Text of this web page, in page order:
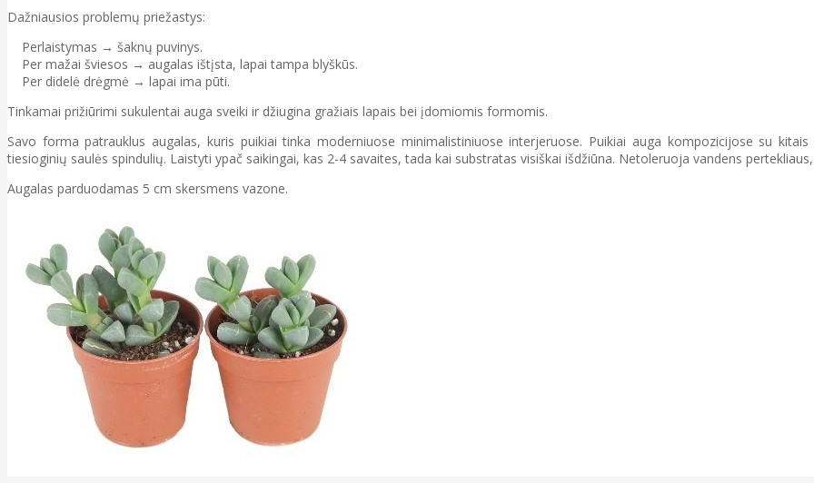
Dažniausios problemų priežastys:
Perlaistymas → šaknų puvinys.
Per mažai šviesos → augalas ištįsta, lapai tampa blyškūs.
Per didelė drėgmė → lapai ima pūti.
Tinkamai prižiūrimi sukulentai auga sveiki ir džiugina gražiais lapais bei įdomiomis formomis.
Savo forma patrauklus augalas, kuris puikiai tinka moderniuose minimalistiniuose interjeruose. Puikiai auga kompozicijose su
tiesioginių saulės spindulių. Laistyti ypač saikingai, kas 2-4 savaites, tada kai substratas visiškai išdžiūna. Netoleruoja vandens
Augalas parduodamas 5 cm skersmens vazone.